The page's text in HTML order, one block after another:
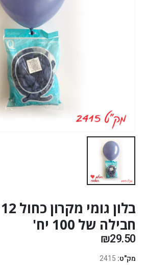
חבילה של 100 יח'
₪29.50
מק"ט: 2415